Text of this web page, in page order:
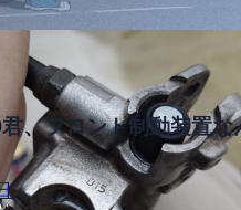
、フロント制動装置な